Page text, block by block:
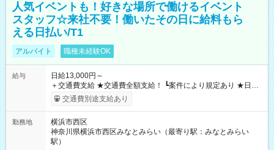
人気イベントも！好きな場所で働けるイベント
スタッフ☆来社不要！働いたその日に給料もら
える日払い/T1
アルバイト 職種未経験OK
給与
日給13,000円～
＋交通費支給 ★交通費全額支給！ ┗案件により規定あり ★日払
いOK！（規定あり） ┗働いたその日に現金GET♪ お仕事後はコ
ンビニATMから 日払い分を引き落とせます！ 【試用期間】試
交通費別途支給あり
勤務地
横浜市西区
神奈川県横浜市西区みなとみらい（最寄り駅：みなとみらい
駅）